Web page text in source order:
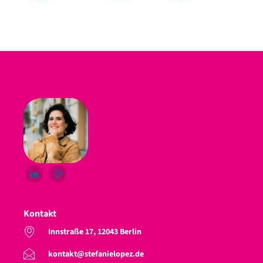
Kontakt
Innstraße 17, 12043 Berlin
kontakt@stefanielopez.de